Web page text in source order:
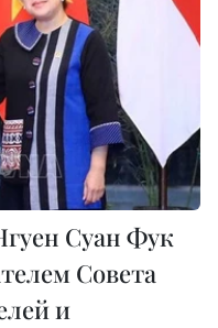
Суан Фук
Совета
и